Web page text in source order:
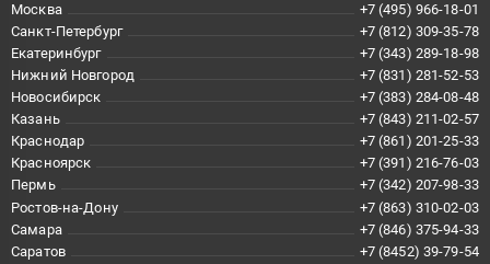
Москва
+7 (495) 966-18-01
Санкт-Петербург
+7 (812) 309-35-78
Екатеринбург
+7 (343) 289-18-98
Нижний Новгород
+7 (831) 281-52-53
Новосибирск
+7 (383) 284-08-48
Казань
+7 (843) 211-02-57
Краснодар
+7 (861) 201-25-33
Красноярск
+7 (391) 216-76-03
Пермь
+7 (342) 207-98-33
Ростов-на-Дону
+7 (863) 310-02-03
Самара
+7 (846) 375-94-33
Саратов
+7 (8452) 39-79-54